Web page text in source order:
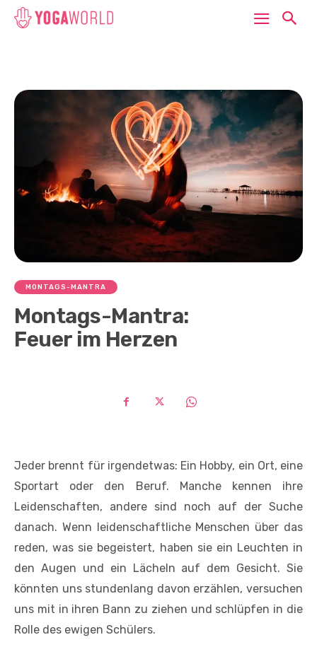
MONTAGS-MANTRA
Montags-Mantra:
Feuer im Herzen
Jeder brennt für irgendetwas: Ein Hobby, ein Ort, eine
Sportart oder den Beruf. Manche kennen ihre
Leidenschaften, andere sind noch auf der Suche
danach. Wenn leidenschaftliche Menschen über das
reden, was sie begeistert, haben sie ein Leuchten in
den Augen und ein Lächeln auf dem Gesicht. Sie
könnten uns stundenlang davon erzählen, versuchen
uns mit in ihren Bann zu ziehen und schlüpfen in die
Rolle des ewigen Schülers.